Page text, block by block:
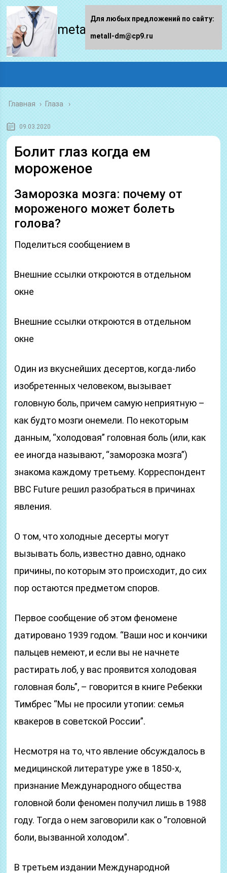
metall-dm.ru
Главная › Глаза
09.03.2020
Болит глаз когда ем
мороженое
Заморозка мозга: почему от
мороженого может болеть
голова?
Поделиться сообщением в
Внешние ссылки откроются в отдельном
окне
Внешние ссылки откроются в отдельном
окне
Один из вкуснейших десертов, когда-либо
изобретенных человеком, вызывает
головную боль, причем самую неприятную –
как будто мозги онемели. По некоторым
данным, “холодовая” головная боль (или, как
ее иногда называют, “заморозка мозга”)
знакома каждому третьему. Корреспондент
BBC Future решил разобраться в причинах
явления.
О том, что холодные десерты могут
вызывать боль, известно давно, однако
причины, по которым это происходит, до сих
пор остаются предметом споров.
Первое сообщение об этом феномене
датировано 1939 годом. “Ваши нос и кончики
пальцев немеют, и если вы не начнете
растирать лоб, у вас проявится холодовая
головная боль”, – говорится в книге Ребекки
Тимбрес “Мы не просили утопии: семья
квакеров в советской России”.
Несмотря на то, что явление обсуждалось в
медицинской литературе уже в 1850-х,
признание Международного общества
головной боли феномен получил лишь в 1988
году. Тогда о нем заговорили как о “головной
боли, вызванной холодом”.
В третьем издании Международной
Для любых предложений по сайту:
metall-dm@cp9.ru